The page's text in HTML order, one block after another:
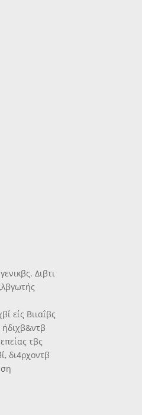
Διβτι
είς Βιιαΐβς
ήδιχβ&ντβ
τβς
δι4ρχοντβ